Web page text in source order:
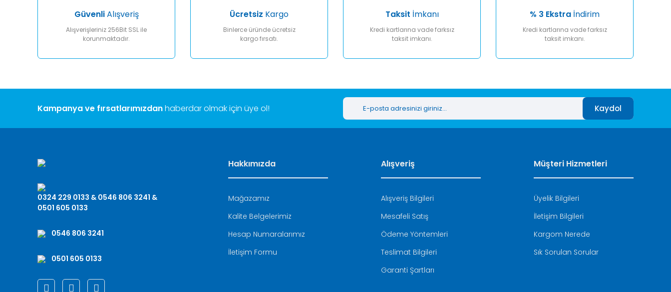
Gönder
GüvenliAlışveriş
Alışverişleriniz 256Bit SSL ile
korunmaktadır.
Ücretsiz Kargo
Binlerce üründe ücretsiz
kargo fırsatı.
Taksit İmkanı
Kredi kartlarına vade farksız
taksit imkanı.
% 3 Ekstra İndirim
Kredi kartlarına vade farksız
taksit imkanı.
Kampanya ve fırsatlarımızdanhaberdar olmak için üye ol! Kaydol
0324 229 0133 & 0546 806 3241 &
0501 605 0133
0546 806 3241
0501 605 0133
Hakkımızda
Mağazamız
Kalite Belgelerimiz
Hesap Numaralarımız
İletişim Formu
Alışveriş
Alışveriş Bilgileri
Mesafeli Satış
Ödeme Yöntemleri
Teslimat Bilgileri
Garanti Şartları
Müşteri Hizmetleri
Üyelik Bilgileri
İletişim Bilgileri
Kargom Nerede
Sık Sorulan Sorular